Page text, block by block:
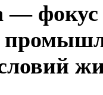
— фокус